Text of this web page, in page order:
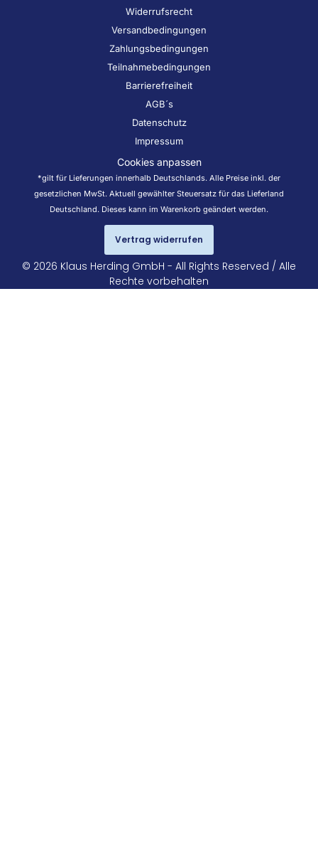
Widerrufsrecht
Versandbedingungen
Zahlungsbedingungen
Teilnahmebedingungen
Barrierefreiheit
AGB´s
Datenschutz
Impressum
Cookies anpassen
*gilt für Lieferungen innerhalb Deutschlands. Alle Preise inkl. der
gesetzlichen MwSt. Aktuell gewählter Steuersatz für das Lieferland
Deutschland. Dieses kann im Warenkorb geändert werden.
Vertrag widerrufen
© 2026 Klaus Herding GmbH - All Rights Reserved / Alle
Rechte vorbehalten